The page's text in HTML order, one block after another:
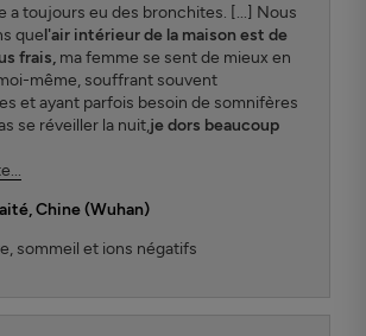
a toujours eu des bronchites. [...] Nous
quel'air intérieur de la maison est de
frais,ma femme se sent de mieux en
même, souffrant souvent
et ayant parfois besoin de somnifères
se réveiller la nuit,je dors beaucoup
Chine (Wuhan)
sommeil et ions négatifs